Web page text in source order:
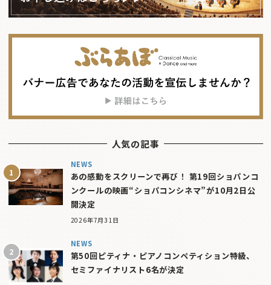
人気の記事
NEWS
あの感動をスクリーンで再び！ 第19回ショパンコ
ンクールの映画“ショパコンシネマ”が10月2日公
開決定
2026年7月31日
NEWS
第50回ピティナ・ピアノコンペティション特級、
セミファイナリスト6名が決定